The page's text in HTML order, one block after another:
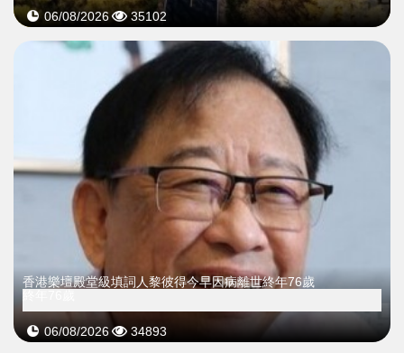
06/08/2026 35102
​香港樂壇殿堂級填詞人黎彼得今早因病離世終年76歲
06/08/2026 34893